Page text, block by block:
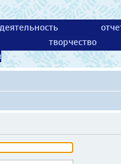
деятельность
творчество